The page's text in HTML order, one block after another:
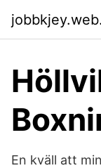
En kväll att